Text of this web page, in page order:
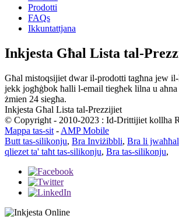
Prodotti
FAQs
Ikkuntattjana
Inkjesta Għal Lista tal-
Għal mistoqsijiet dwar il-prodotti tagħna jew
jekk jogħġbok ħalli l-email tiegħek lilna u
żmien 24 siegħa.
Inkjesta Għal Lista tal-Prezzijiet
© Copyright - 2010-2023 : Id-Drittijiet kollha
Mappa tas-sit - AMP Mobile
Butt tas-silikonju, Bra Inviżibbli, Bra li jwaħħal
qliezet ta' taħt tas-silikonju, Bra tas-silikonju,